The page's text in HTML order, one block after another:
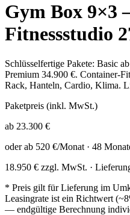
Gym Box 9×3
Fitnessstudio
Schlüsselfertige Pakete: Basic
Premium 34.900 €. Container-
Rack, Hanteln, Cardio, Klima.
Paketpreis (inkl. MwSt.)
ab 23.300 €
oder ab 520 €/Monat · 48
18.950 € zzgl. MwSt. ·
* Preis gilt für Lieferung im
Leasingrate ist ein Richtwert
— endgültige Berechnung